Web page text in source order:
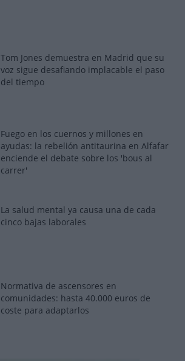
Tom Jones demuestra en Madrid que su
voz sigue desafiando implacable el paso
del tiempo
Fuego en los cuernos y millones en
ayudas: la rebelión antitaurina en Alfafar
enciende el debate sobre los 'bous al
carrer'
La salud mental ya causa una de cada
cinco bajas laborales
Normativa de ascensores en
comunidades: hasta 40.000 euros de
coste para adaptarlos